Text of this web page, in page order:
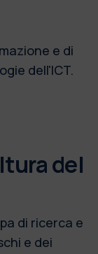
e di
dell'ICT.
del
di ricerca e
e dei